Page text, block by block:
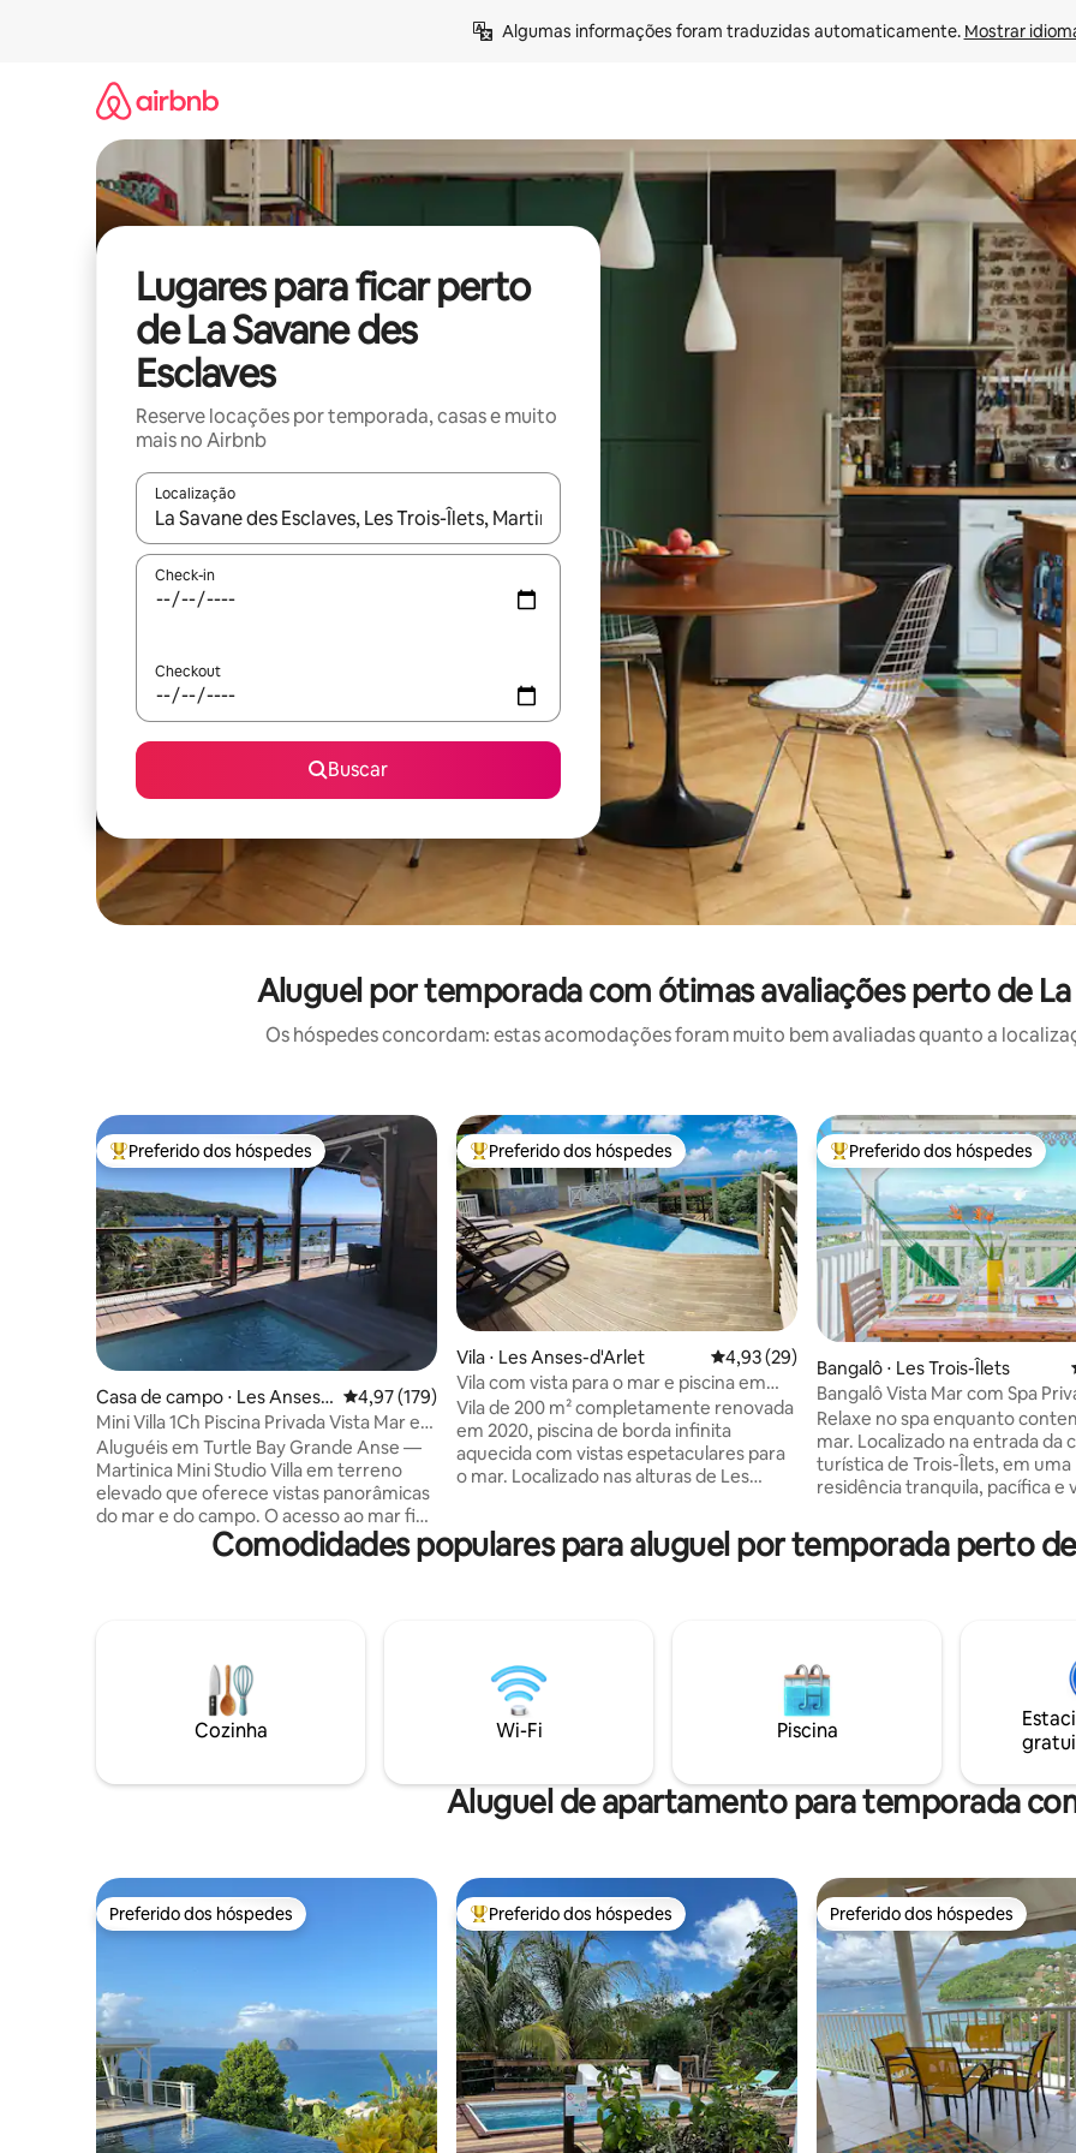
Algumas informações foram traduzidas automaticamente. Mostrar
Lugares para ficar perto
de La Savane des
Esclaves
Reserve locações por temporada, casas e muito
mais no Airbnb
Localização
Quando os resultados estiverem disponíveis, explore-os usando as seta para cima e para baixo do teclado ou tocando
Check-in
Checkout
Buscar
Aluguel por temporada com ótimas avaliações perto de La
Os hóspedes concordam: estas acomodações foram muito bem avaliadas quanto a
Entre os melhores preferidos dos hóspedes
Preferido dos hóspedes
Casa de campo ⋅ Les Anses-
d'Arlet
4,97 de uma avaliação média de 5, 179 avaliações
4,97 (179)
Mini Villa 1Ch Piscina Privada Vista Mar e
Acesso Mar
Aluguéis em Turtle Bay Grande Anse —
Martinica Mini Studio Villa em terreno
elevado que oferece vistas panorâmicas
do mar e do campo. O acesso ao mar fica
a 50 m a pé. Praia conhecida por suas
muitas tartarugas verdes visíveis com
uma cozinha totalmente equipada no
terraço coberto e uma piscina privativa
de 2 m x 3 m no terraço aberto.
Restaurante TiSable a 50 m e pequenas
Entre os melhores preferidos dos hóspedes
Preferido dos hóspedes
Vila ⋅ Les Anses-d'Arlet 4,93 de uma avaliação média de 5, 29
4,93 (29)
Vila com vista para o mar e piscina em
Anses d'Arlet 4*
Vila de 200 m² completamente renovada
em 2020, piscina de borda infinita
aquecida com vistas espetaculares para
o mar. Localizado nas alturas de Les
(carro essencial). Vila independente ideal
para 8 pessoas, 4 quartos com ar
proprietários focaram na qualidade e
conforto do equipamento.
Entre os melhores preferidos
Preferido dos hóspedes
Bangalô ⋅ Les Trois-Îlets
Bangalô Vista Mar com Spa
Relaxe no spa enquanto
mar. Localizado na entrada da
turística de Trois-Îlets, em uma
residência tranquila, pacífica e
aninhado em um jardim
decorado em um espírito
solicitação. A localização dos
garante o distanciamento
necessário para a sua
Acesso autônomo possível por
chaves.
Comodidades populares para aluguel por temporada perto de
Cozinha Wi-Fi Piscina
Aluguel de apartamento para temporada
Preferido dos hóspedes
Preferido dos hóspedes Entre os melhores preferidos dos hóspedes
Preferido dos hóspedes Preferido dos hóspedes
Preferido dos hóspedes